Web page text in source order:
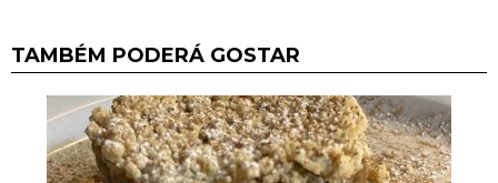
TAMBÉM PODERÁ GOSTAR